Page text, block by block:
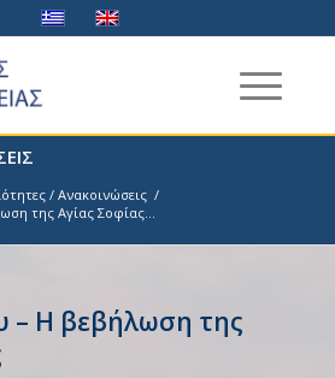
/ Ανακοινώσεις /
της Αγίας Σοφίας...
– Η βεβήλωση της